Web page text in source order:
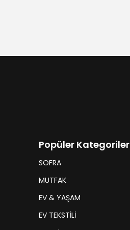
Popüler Kategoriler
SOFRA
MUTFAK
EV & YAŞAM
EV TEKSTİLİ